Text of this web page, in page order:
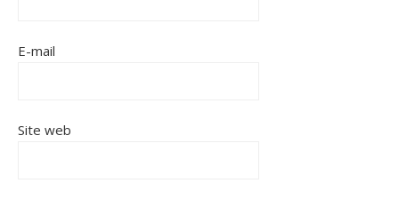
E-mail
Site web